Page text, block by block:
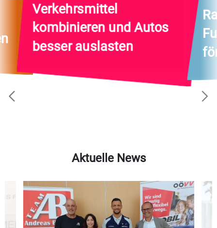
Verkehrsmittel
kombinieren und Autos
besser auslasten
Aktuelle News